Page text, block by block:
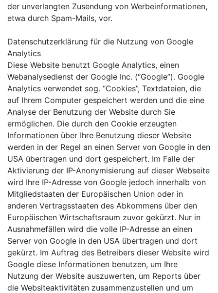
der unverlangten Zusendung von Werbeinformationen,
etwa durch Spam-Mails, vor.
Datenschutzerklärung für die Nutzung von Google
Analytics
Diese Website benutzt Google Analytics, einen
Webanalysedienst der Google Inc. (“Google”). Google
Analytics verwendet sog. “Cookies”, Textdateien, die
auf Ihrem Computer gespeichert werden und die eine
Analyse der Benutzung der Website durch Sie
ermöglichen. Die durch den Cookie erzeugten
Informationen über Ihre Benutzung dieser Website
werden in der Regel an einen Server von Google in den
USA übertragen und dort gespeichert. Im Falle der
Aktivierung der IP-Anonymisierung auf dieser Webseite
wird Ihre IP-Adresse von Google jedoch innerhalb von
Mitgliedstaaten der Europäischen Union oder in
anderen Vertragsstaaten des Abkommens über den
Europäischen Wirtschaftsraum zuvor gekürzt. Nur in
Ausnahmefällen wird die volle IP-Adresse an einen
Server von Google in den USA übertragen und dort
gekürzt. Im Auftrag des Betreibers dieser Website wird
Google diese Informationen benutzen, um Ihre
Nutzung der Website auszuwerten, um Reports über
die Websiteaktivitäten zusammenzustellen und um